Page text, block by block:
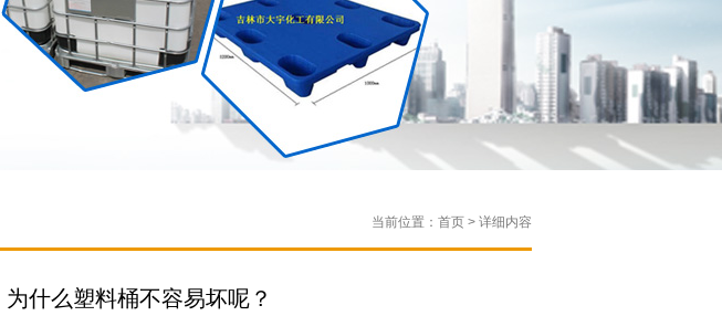
当前位置：首页 > 详细内容
为什么塑料桶不容易坏呢？